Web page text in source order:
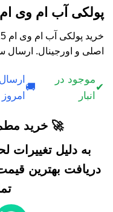
پولکی آب ام وی ام 315
اصلی و اورجینال.
✔
موجود در
انبار
🚚
امروز
🚀 خرید
به دلیل
دریافت بهترین